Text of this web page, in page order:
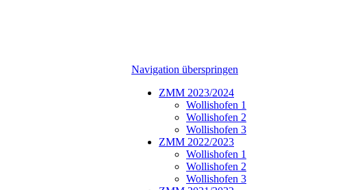
Navigation überspringen
ZMM 2023/2024
Wollishofen 1
Wollishofen 2
Wollishofen 3
ZMM 2022/2023
Wollishofen 1
Wollishofen 2
Wollishofen 3